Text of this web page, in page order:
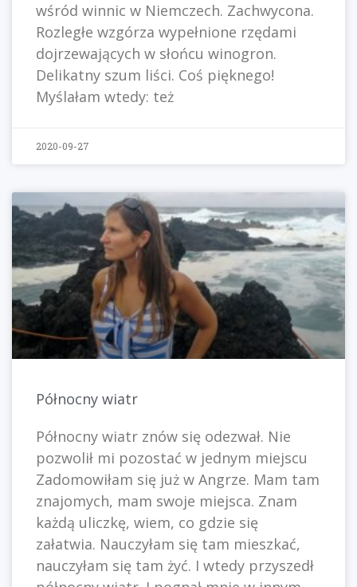
wśród winnic w Niemczech. Zachwycona.
Rozległe wzgórza wypełnione rzędami
dojrzewających w słońcu winogron.
Delikatny szum liści. Coś pięknego!
Myślałam wtedy: też
2020-09-27
Północny wiatr
Północny wiatr znów się odezwał. Nie
pozwolił mi pozostać w jednym miejscu
Zadomowiłam się już w Angrze. Mam tam
znajomych, mam swoje miejsca. Znam
każdą uliczkę, wiem, co gdzie się
załatwia. Nauczyłam się tam mieszkać,
nauczyłam się tam żyć. I wtedy przyszedł